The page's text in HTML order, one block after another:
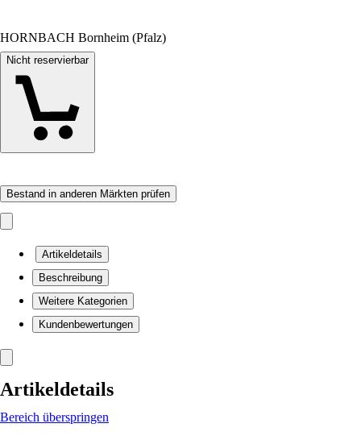
HORNBACH Bornheim (Pfalz)
Nicht reservierbar
Bestand in anderen Märkten prüfen
Artikeldetails
Beschreibung
Weitere Kategorien
Kundenbewertungen
Artikeldetails
Bereich überspringen